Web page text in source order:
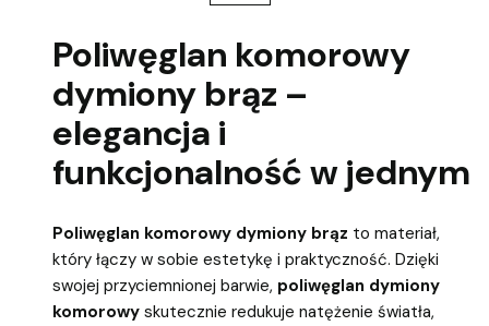
Poliwęglan komorowy
dymiony brąz –
elegancja i
funkcjonalność w jednym
Poliwęglan komorowy dymiony brąz to materiał,
który łączy w sobie estetykę i praktyczność. Dzięki
swojej przyciemnionej barwie, poliwęglan dymiony
komorowy skutecznie redukuje natężenie światła,